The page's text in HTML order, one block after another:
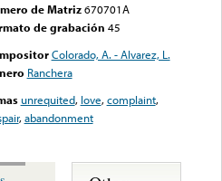
de Matriz 670701A
de grabación 45
Colorado, A. - Alvarez, L.
Ranchera
unrequited, love,complaint,
,abandonment